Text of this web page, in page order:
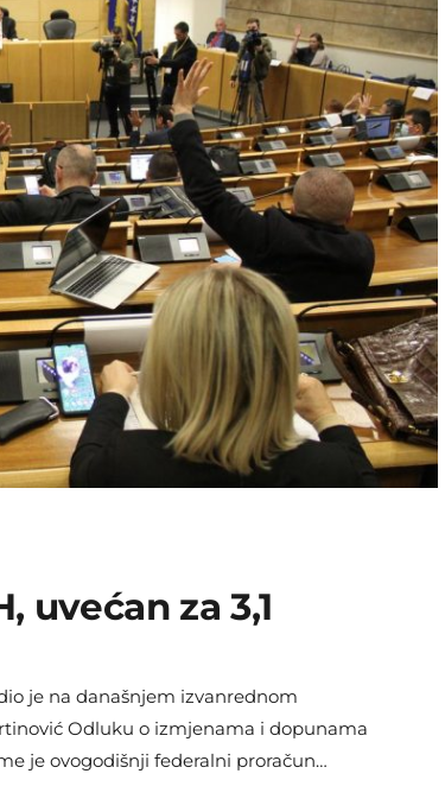
uvećan za 3,1
je na današnjem izvanrednom
Odluku o izmjenama i dopunama
je ovogodišnji federalni proračun